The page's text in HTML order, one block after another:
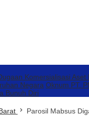
Komersialisasi
Negara Oknum PT.
Bunuh Diri
Parosil Mabsus